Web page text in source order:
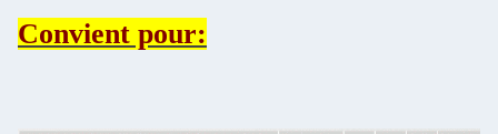
Convient pour: